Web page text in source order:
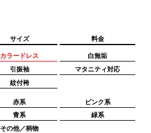
サイズ 料金
カラードレス
白無垢
引振袖
マタニティ対応
紋付袴
赤系
ピンク系
青系
緑系
その他／柄物